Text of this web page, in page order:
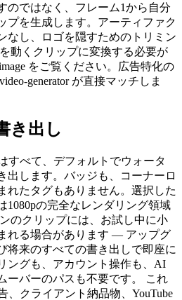
のではなく、フレーム1から自分
プを生成します。アーティファク
なし、ロゴを隠すためのトリミン
動くクリップに変換する必要が
をご覧ください。広告特化の
generator が直接マッチしま
き出し
すべて、デフォルトでウォータ
出します。バッジも、コーナーロ
れたタグもありません。選択した
1080pの完全なレンダリング領域
のクリップには、お試し中に小
れる場合があります — アップグ
将来のすべての書き出しで即座に
ングも、アカウント操作も、AI
ーバーのパスも不要です。 これ
、クライアント納品物、YouTube